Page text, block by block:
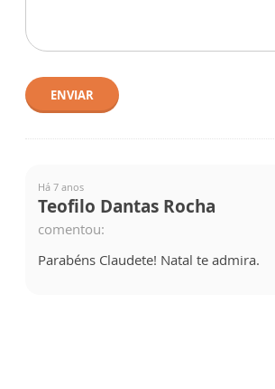
ENVIAR
Há 7 anos
Teofilo Dantas Rocha
comentou:
Parabéns Claudete! Natal te admira.